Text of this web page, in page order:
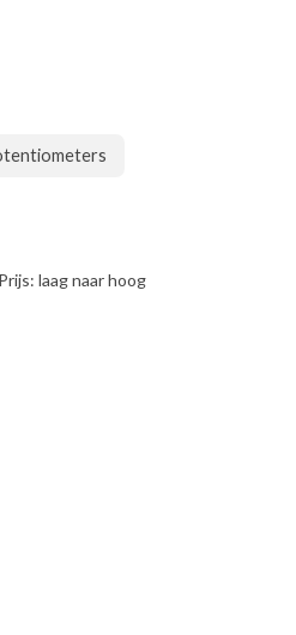
Prijs: laag naar hoog